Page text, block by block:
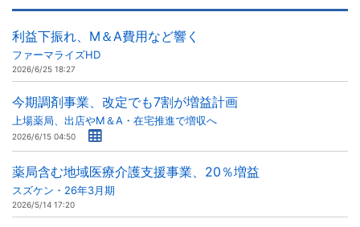
利益下振れ、M＆A費用など響く
ファーマライズHD
2026/6/25 18:27
今期調剤事業、改定でも7割が増益計画
上場薬局、出店やM＆A・在宅推進で増収へ
2026/6/15 04:50
薬局含む地域医療介護支援事業、20％増益
スズケン・26年3月期
2026/5/14 17:20